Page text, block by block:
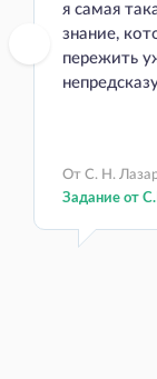
я самая
знание,
пережить
От С. Н.
Задание от